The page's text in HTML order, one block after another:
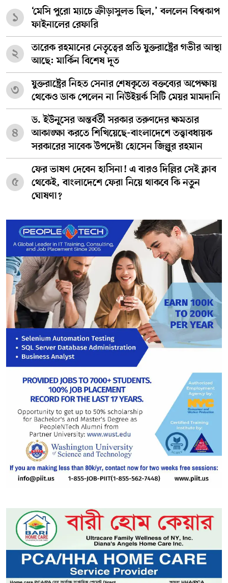
১
‘মেসি পুরো ম্যাচে ক্রীড়াসুলভ ছিল,’ বললেন বিশ্বকাপ
ফাইনালের রেফারি
২
তারেক রহমানের নেতৃত্বের প্রতি যুক্তরাষ্ট্রের গভীর আস্থা
আছে: মার্কিন বিশেষ দূত
৩
যুক্তরাষ্ট্রের নিহত সেনার শেষকৃত্যে বক্তব্যের অপেক্ষায়
থেকেও ডাক পেলেন না নিউইয়র্ক সিটি মেয়র মামদানি
৪
ড. ইউনূসের অন্তর্বর্তী সরকার তরুণদের ক্ষমতার
আকাঙ্ক্ষা করতে শিখিয়েছে-বাংলাদেশে তত্ত্বাবধায়ক
সরকারের সাবেক উপদেষ্টা হোসেন জিল্লুর রহমান
৫
ফের ভাষণ দেবেন হাসিনা! এ বারও দিল্লির সেই ক্লাব
থেকেই, বাংলাদেশে ফেরা নিয়ে থাকবে কি নতুন
ঘোষণা?